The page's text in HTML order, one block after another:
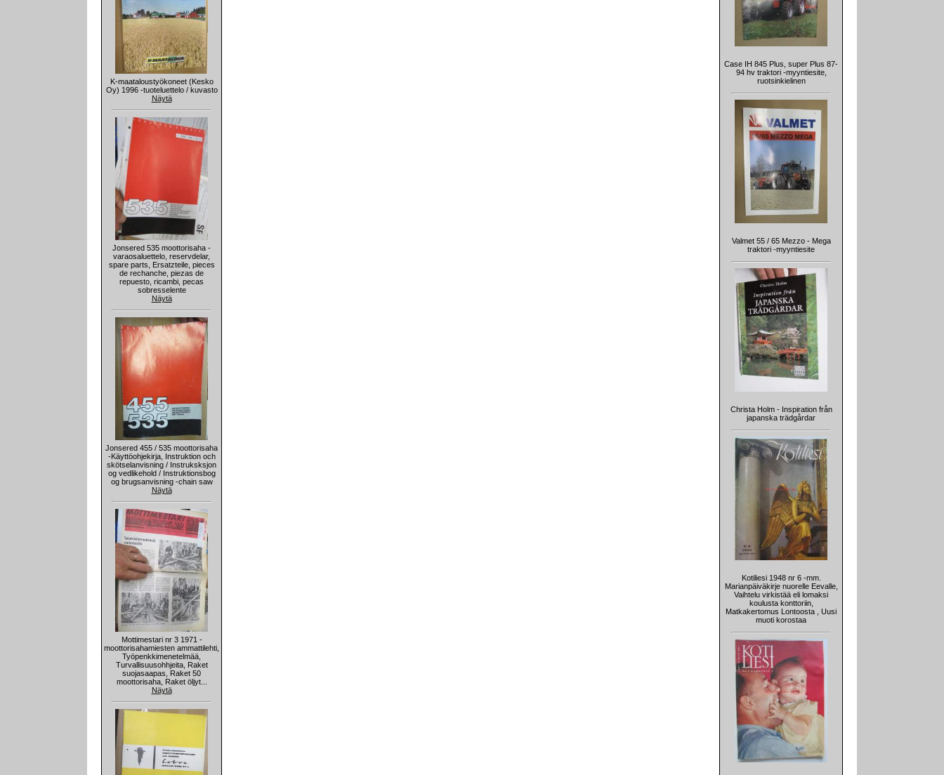
K-maataloustyökoneet (Kesko
Oy) 1996 -tuoteluettelo / kuvasto
Näytä
Jonsered 535 moottorisaha -
varaosaluettelo, reservdelar,
spare parts, Ersatzteile, pieces
de rechanche, piezas de
repuesto, ricambi, pecas
sobresselente
Näytä
Jonsered 455 / 535 moottorisaha
-Käyttöohjekirja, Instruktion och
skötselanvisning / Instruksksjon
og vedlikehold / Instruktionsbog
og brugsanvisning -chain saw
Näytä
Mottimestari nr 3 1971 -
moottorisahamiesten ammattilehti,
Työpenkkimenetelmää,
Turvallisuusohhjeita, Raket
suojasaapas, Raket 50
moottorisaha, Raket öljyt...
Näytä
Case IH 845 Plus, super Plus 87-
94 hv traktori -myyntiesite,
ruotsinkielinen
Valmet 55 / 65 Mezzo - Mega
traktori -myyntiesite
Christa Holm - Inspiration från
japanska trädgårdar
Kotiliesi 1948 nr 6 -mm.
Marianpäiväkirje nuorelle Eevalle,
Vaihtelu virkistää eli lomaksi
koulusta konttoriin,
Matkakertomus Lontoosta , Uusi
muoti korostaa